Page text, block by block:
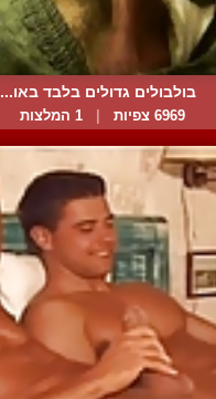
בולבולים גדולים בלבד באו...
6969 צפיות 1 המלצות